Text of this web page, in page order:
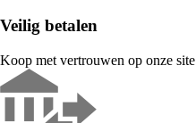
Veilig betalen
Koop met vertrouwen op onze site